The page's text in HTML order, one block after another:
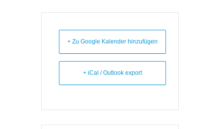
+ Zu Google Kalender hinzufügen
+ iCal / Outlook export